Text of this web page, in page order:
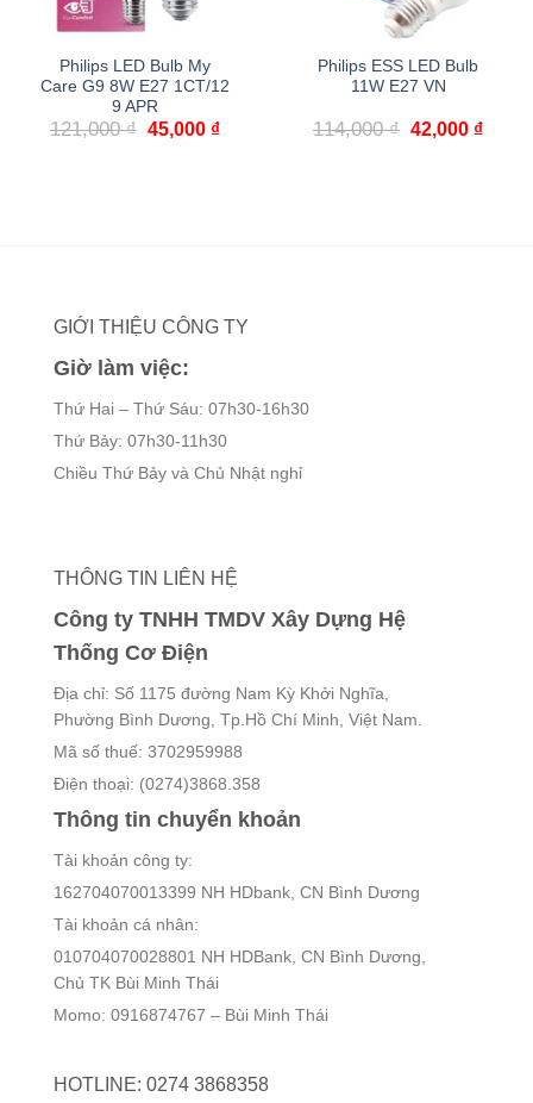
Philips LED Bulb My
Care G9 8W E27 1CT/12
9 APR
121,000₫ Giá
45,000 ₫Giá
Philips ESS LED Bulb
11W E27 VN
114,000₫ Giá
42,000 ₫Giá
GIỚI THIỆU CÔNG TY
Giờ làm việc:
Thứ Hai – Thứ Sáu: 07h30-16h30
Thứ Bảy: 07h30-11h30
Chiều Thứ Bảy và Chủ Nhật nghỉ
THÔNG TIN LIÊN HỆ
Công ty TNHH TMDV Xây Dựng Hệ
Thống Cơ Điện
Địa chỉ: Số 1175 đường Nam Kỳ Khởi Nghĩa,
Phường Bình Dương, Tp.Hồ Chí Minh, Việt Nam.
Mã số thuế: 3702959988
Điện thoại: (0274)3868.358
Thông tin chuyển khoản
Tài khoản công ty:
162704070013399 NH HDbank, CN Bình Dương
Tài khoản cá nhân:
010704070028801 NH HDBank, CN Bình Dương,
Chủ TK Bùi Minh Thái
Momo: 0916874767 – Bùi Minh Thái
HOTLINE: 0274 3868358